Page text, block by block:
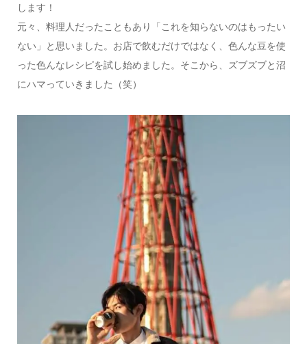
します！
元々、料理人だったこともあり「これを知らないのはもったい
ない」と思いました。お店で飲むだけではなく、色んな豆を使
った色んなレシピを試し始めました。そこから、ズブズブと沼
にハマっていきました（笑）